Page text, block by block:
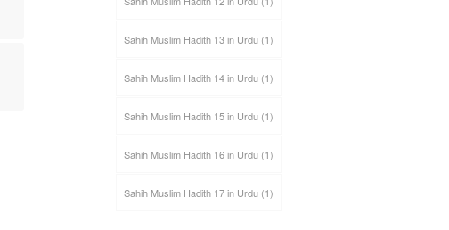
Sahih Muslim Hadith 13 in Urdu(1)
Sahih Muslim Hadith 14 in Urdu(1)
Sahih Muslim Hadith 15 in Urdu(1)
Sahih Muslim Hadith 16 in Urdu(1)
Sahih Muslim Hadith 17 in Urdu(1)